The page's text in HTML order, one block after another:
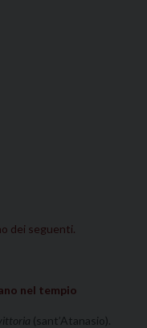
dei seguenti.
nel tempio
(sant’Atanasio).